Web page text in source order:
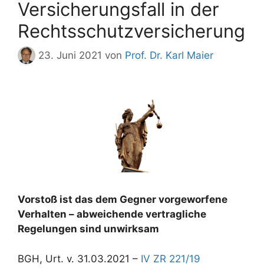
Versicherungsfall in der
Rechtsschutzversicherung
23. Juni 2021 von Prof. Dr. Karl Maier
Vorstoß ist das dem Gegner vorgeworfene
Verhalten – abweichende vertragliche
Regelungen sind unwirksam
BGH, Urt. v. 31.03.2021 – IV ZR 221/19